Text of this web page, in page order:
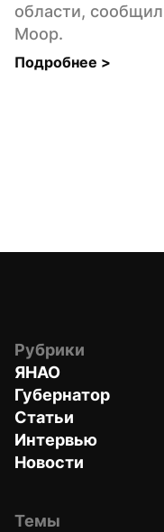
области,
Моор.
Подробнее >
Рубрики
ЯНАО
Губернатор
Статьи
Интервью
Новости
Темы